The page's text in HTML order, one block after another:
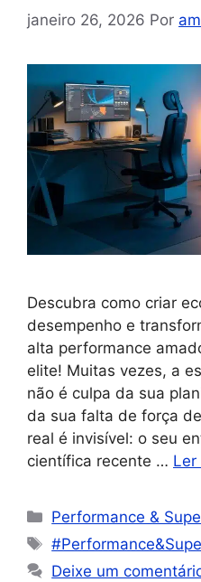
janeiro 26, 2026 Por
Descubra como criar
desempenho e
alta performance
elite! Muitas vezes, a
não é culpa da sua
da sua falta de força
real é invisível: o seu
científica recente … Ler
Performance &
Deixe um